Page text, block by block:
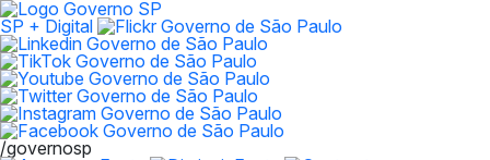
SP + Digital
/governosp